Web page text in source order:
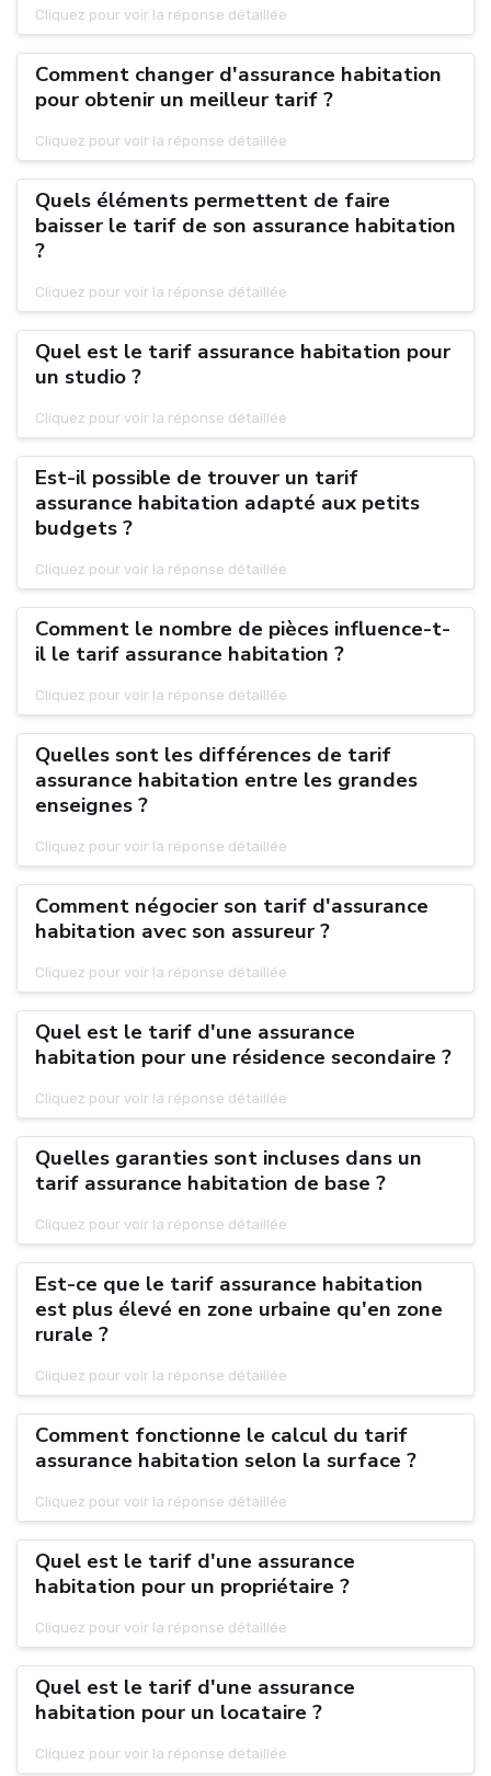
Cliquez pour voir la réponse détaillée
Comment changer d'assurance habitation
pour obtenir un meilleur tarif ?
Cliquez pour voir la réponse détaillée
Quels éléments permettent de faire
baisser le tarif de son assurance habitation
?
Cliquez pour voir la réponse détaillée
Quel est le tarif assurance habitation pour
un studio ?
Cliquez pour voir la réponse détaillée
Est-il possible de trouver un tarif
assurance habitation adapté aux petits
budgets ?
Cliquez pour voir la réponse détaillée
Comment le nombre de pièces influence-t-
il le tarif assurance habitation ?
Cliquez pour voir la réponse détaillée
Quelles sont les différences de tarif
assurance habitation entre les grandes
enseignes ?
Cliquez pour voir la réponse détaillée
Comment négocier son tarif d'assurance
habitation avec son assureur ?
Cliquez pour voir la réponse détaillée
Quel est le tarif d'une assurance
habitation pour une résidence secondaire ?
Cliquez pour voir la réponse détaillée
Quelles garanties sont incluses dans un
tarif assurance habitation de base ?
Cliquez pour voir la réponse détaillée
Est-ce que le tarif assurance habitation
est plus élevé en zone urbaine qu'en zone
rurale ?
Cliquez pour voir la réponse détaillée
Comment fonctionne le calcul du tarif
assurance habitation selon la surface ?
Cliquez pour voir la réponse détaillée
Quel est le tarif d'une assurance
habitation pour un propriétaire ?
Cliquez pour voir la réponse détaillée
Quel est le tarif d'une assurance
habitation pour un locataire ?
Cliquez pour voir la réponse détaillée